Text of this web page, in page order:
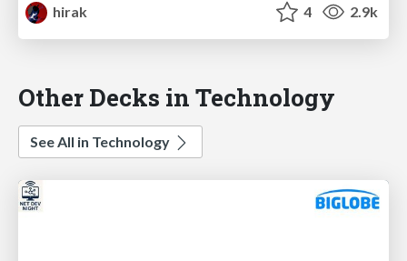
hirak
4 2.9k
Other Decks in Technology
See All in Technology